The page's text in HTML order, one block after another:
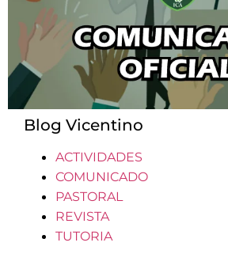
Blog Vicentino
ACTIVIDADES
COMUNICADO
PASTORAL
REVISTA
TUTORIA